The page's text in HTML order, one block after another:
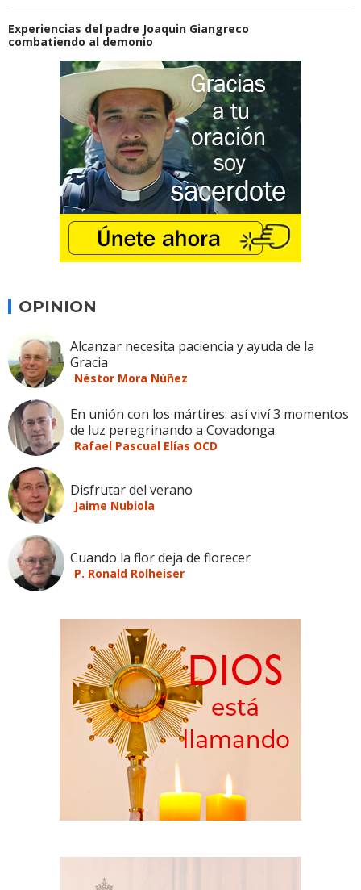
Experiencias del padre Joaquin Giangreco
combatiendo al demonio
OPINION
Alcanzar necesita paciencia y ayuda de la
Gracia
Néstor Mora Núñez
En unión con los mártires: así viví 3 momentos
de luz peregrinando a Covadonga
Rafael Pascual Elías OCD
Disfrutar del verano
Jaime Nubiola
Cuando la flor deja de florecer
P. Ronald Rolheiser